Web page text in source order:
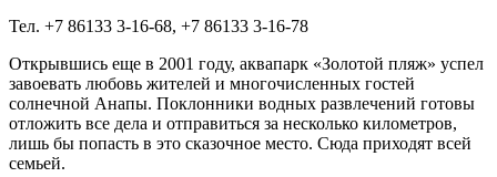
Тел. +7 86133 3‑16-68, +7 86133 3‑16-78
Открывшись еще в 2001 году, аквапарк «Золотой пляж» успел
завоевать любовь жителей и многочисленных гостей
солнечной Анапы. Поклонники водных развлечений готовы
отложить все дела и отправиться за несколько километров,
лишь бы попасть в это сказочное место. Сюда приходят всей
семьей.